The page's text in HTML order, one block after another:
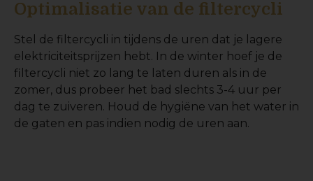
Optimalisatie van de filtercycli
Stel de filtercycli in tijdens de uren dat je lagere
elektriciteitsprijzen hebt. In de winter hoef je de
filtercycli niet zo lang te laten duren als in de
zomer, dus probeer het bad slechts 3-4 uur per
dag te zuiveren. Houd de hygiëne van het water in
de gaten en pas indien nodig de uren aan.